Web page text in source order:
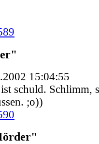
15:04:55
schuld. Schlimm,
;o))